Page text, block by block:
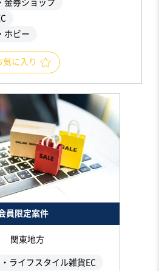
金券ショップ
ホビー
気に入り
員限定案件
関東地方
ライフスタイル雑貨EC